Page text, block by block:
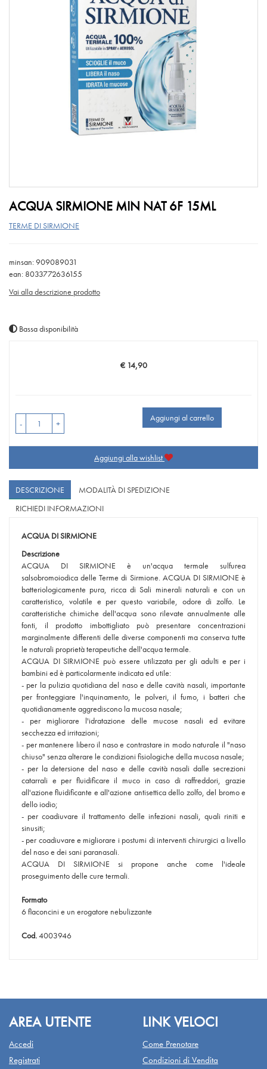
ACQUA SIRMIONE MIN NAT 6F 15ML
TERME DI SIRMIONE
minsan: 909089031
ean: 8033772636155
Vai alla descrizione prodotto
Bassa disponibilità
Prezzo
€ 14,90
- +
Aggiungi al carrello
Aggiungi alla wishlist
DESCRIZIONE
MODALITÀ DI SPEDIZIONE
RICHIEDI INFORMAZIONI
ACQUA DI SIRMIONE
Descrizione
ACQUA DI SIRMIONE è un'acqua termale sulfurea
salsobromoiodica delle Terme di Sirmione. ACQUA DI SIRMIONE è
batteriologicamente pura, ricca di Sali minerali naturali e con un
caratteristico, volatile e per questo variabile, odore di zolfo. Le
caratteristiche chimiche dell'acqua sono rilevate annualmente alle
fonti, il prodotto imbottigliato può presentare concentrazioni
marginalmente differenti delle diverse componenti ma conserva tutte
le naturali proprietà terapeutiche dell'acqua termale.
ACQUA DI SIRMIONE può essere utilizzata per gli adulti e per i
bambini ed è particolarmente indicata ed utile:
- per la pulizia quotidiana del naso e delle cavità nasali, importante
per fronteggiare l'inquinamento, le polveri, il fumo, i batteri che
quotidianamente aggrediscono la mucosa nasale;
- per migliorare l'idratazione delle mucose nasali ed evitare
secchezza ed irritazioni;
- per mantenere libero il naso e contrastare in modo naturale il "naso
chiuso" senza alterare le condizioni fisiologiche della mucosa nasale;
- per la detersione del naso e delle cavità nasali dalle secrezioni
catarrali e per fluidificare il muco in caso di raffreddori, grazie
all'azione fluidificante e all'azione antisettica dello zolfo, del bromo e
dello iodio;
- per coadiuvare il trattamento delle infezioni nasali, quali riniti e
sinusiti;
- per coadiuvare e migliorare i postumi di interventi chirurgici a livello
del naso e dei sani paranasali.
ACQUA DI SIRMIONE si propone anche come l'ideale
proseguimento delle cure termali.
Formato
6 flaconcini e un erogatore nebulizzante
Cod.4003946
AREA UTENTE
Accedi
Registrati
LINK VELOCI
Come Prenotare
Condizioni di Vendita